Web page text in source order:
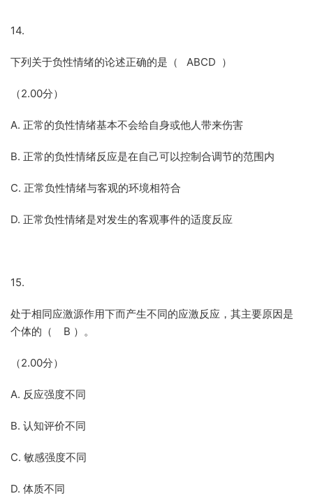
14.
下列关于负性情绪的论述正确的是（ ABCD ）
（2.00分）
A. 正常的负性情绪基本不会给自身或他人带来伤害
B. 正常的负性情绪反应是在自己可以控制合调节的范围内
C. 正常负性情绪与客观的环境相符合
D. 正常负性情绪是对发生的客观事件的适度反应
15.
处于相同应激源作用下而产生不同的应激反应，其主要原因是
个体的（ B ）。
（2.00分）
A. 反应强度不同
B. 认知评价不同
C. 敏感强度不同
D. 体质不同